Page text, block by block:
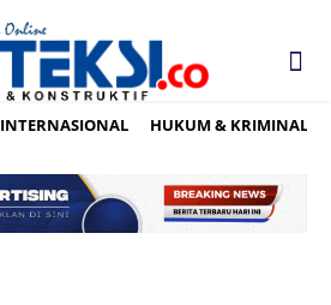
INTERNASIONAL HUKUM & KRIMINAL